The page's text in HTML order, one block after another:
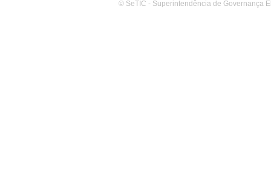
© SeTIC - Superintendência de Governança